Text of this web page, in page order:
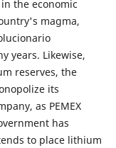
the economic
magma,
years. Likewise,
reserves, the
its
as PEMEX
has
to place lithium